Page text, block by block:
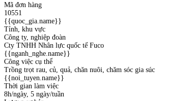
Mã đơn hàng
10551
{{quoc_gia.name}}
Tỉnh, khu vực
Công ty, nghiệp đoàn
Cty TNHH Nhân lực quốc tế Fuco
{{nganh_nghe.name}}
Công việc cụ thể
Trồng trọt rau, củ, quả, chăn nuôi, chăm sóc gia súc
{{noi_tuyen.name}}
Thời gian làm việc
8h/ngày, 5 ngày/tuần